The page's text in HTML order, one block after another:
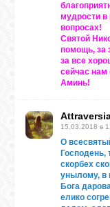
мудрости в
вопросах!
Святой
помощь, за
за все
сейчас
Аминь!
15.03.2018 в
О
Господень,
скорбех
унылому, в
Бога
елико